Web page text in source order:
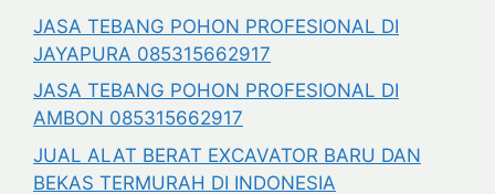
JASA TEBANG POHON PROFESIONAL DI
JAYAPURA 085315662917
JASA TEBANG POHON PROFESIONAL DI
AMBON 085315662917
JUAL ALAT BERAT EXCAVATOR BARU DAN
BEKAS TERMURAH DI INDONESIA